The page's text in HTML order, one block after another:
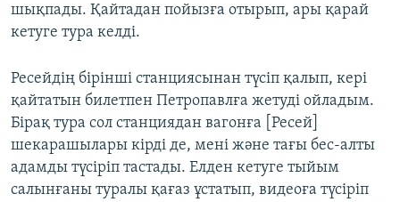
шықпады. Қайтадан пойызға отырып, ары қарай
кетуге тура келді.
Ресейдің бірінші станциясынан түсіп қалып, кері
қайтатын билетпен Петропавлға жетуді ойладым.
Бірақ тура сол станциядан вагонға [Ресей]
шекарашылары кірді де, мені және тағы бес-алты
адамды түсіріп тастады. Елден кетуге тыйым
салынғаны туралы қағаз ұстатып, видеоға түсіріп